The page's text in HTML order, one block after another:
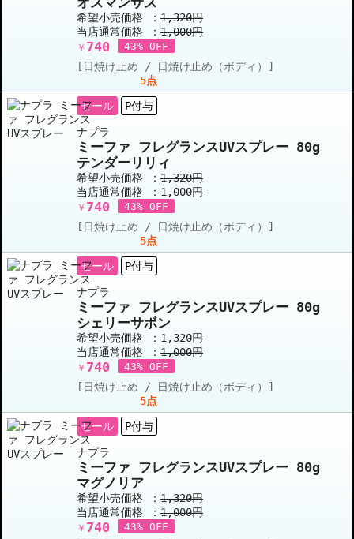
希望小売価格 ： 1,320円
当店通常価格 ： 1,000円
￥ 740 43% OFF
[日焼け止め / 日焼け止め（ボディ）]
5点
セール
P付与
ナプラ
ミーファ フレグランスUVスプレー 80g
テンダーリリィ
希望小売価格 ： 1,320円
当店通常価格 ： 1,000円
￥ 740 43% OFF
[日焼け止め / 日焼け止め（ボディ）]
5点
セール
P付与
ナプラ
ミーファ フレグランスUVスプレー 80g
シェリーサボン
希望小売価格 ： 1,320円
当店通常価格 ： 1,000円
￥ 740 43% OFF
[日焼け止め / 日焼け止め（ボディ）]
5点
セール
P付与
ナプラ
ミーファ フレグランスUVスプレー 80g
マグノリア
希望小売価格 ： 1,320円
当店通常価格 ： 1,000円
￥ 740 43% OFF